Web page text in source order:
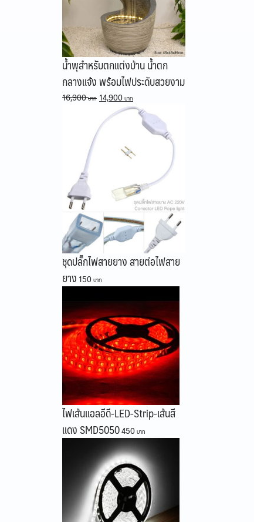
น้ำพุสำหรับตกแต่งบ้าน น้ำตก
กลางแจ้ง พร้อมไฟประดับสวยงาม
16,900
Original
price
was:
14,900
price
14,900 ฿.
ชุดปลั๊กไฟสายยาง สายต่อไฟสาย
ยาง 150
ไฟเส้นแอลอีดี-LED-Strip-เส้นสี
แดง SMD5050450